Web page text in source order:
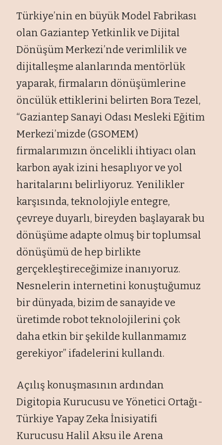
Türkiye’nin en büyük Model Fabrikası
olan Gaziantep Yetkinlik ve Dijital
Dönüşüm Merkezi’nde verimlilik ve
dijitalleşme alanlarında mentörlük
yaparak, firmaların dönüşümlerine
öncülük ettiklerini belirten Bora Tezel,
“Gaziantep Sanayi Odası Mesleki Eğitim
Merkezi’mizde (GSOMEM)
firmalarımızın öncelikli ihtiyacı olan
karbon ayak izini hesaplıyor ve yol
haritalarını belirliyoruz. Yenilikler
karşısında, teknolojiyle entegre,
çevreye duyarlı, bireyden başlayarak bu
dönüşüme adapte olmuş bir toplumsal
dönüşümü de hep birlikte
gerçekleştireceğimize inanıyoruz.
Nesnelerin internetini konuştuğumuz
bir dünyada, bizim de sanayide ve
üretimde robot teknolojilerini çok
daha etkin bir şekilde kullanmamız
gerekiyor” ifadelerini kullandı.
Açılış konuşmasının ardından
Digitopia Kurucusu ve Yönetici Ortağı-
Türkiye Yapay Zeka İnisiyatifi
Kurucusu Halil Aksu ile Arena